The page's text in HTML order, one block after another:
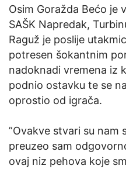
Osim Goražda Bećo je
SAŠK Napredak,
Raguž je poslije
potresen šokantnim
nadoknadi vremena iz
podnio ostavku te se
oprostio od igrača.
”Ovakve stvari su nam
preuzeo sam
ovaj niz pehova koje